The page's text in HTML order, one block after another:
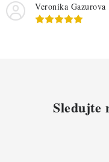
Veronika Gazurova
Sledujte